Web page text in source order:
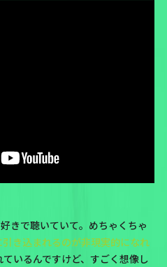
きで聴いていて。めちゃくちゃ
き込まれるのが非現実的になれ
いるんですけど、すごく想像し